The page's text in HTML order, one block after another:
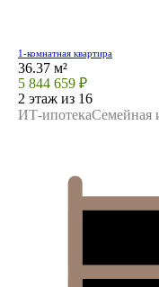
1-комнатная квартира
36.37 м²
5 844 659 ₽
2 этаж из 16
ИТ-ипотекаСемейная